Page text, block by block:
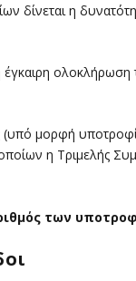
δίνεται η
έγκαιρη
μορφή
η Τριμελής
των